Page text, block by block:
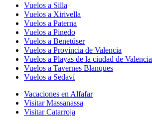
Vuelos a Silla
Vuelos a Xirivella
Vuelos a Paterna
Vuelos a Pinedo
Vuelos a Benetúser
Vuelos a Provincia de Valencia
Vuelos a Playas de la ciudad de Valencia
Vuelos a Tavernes Blanques
Vuelos a Sedaví
Vacaciones en Alfafar
Visitar Massanassa
Visitar Catarroja